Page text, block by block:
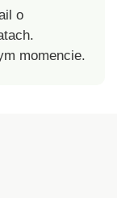
o
momencie.